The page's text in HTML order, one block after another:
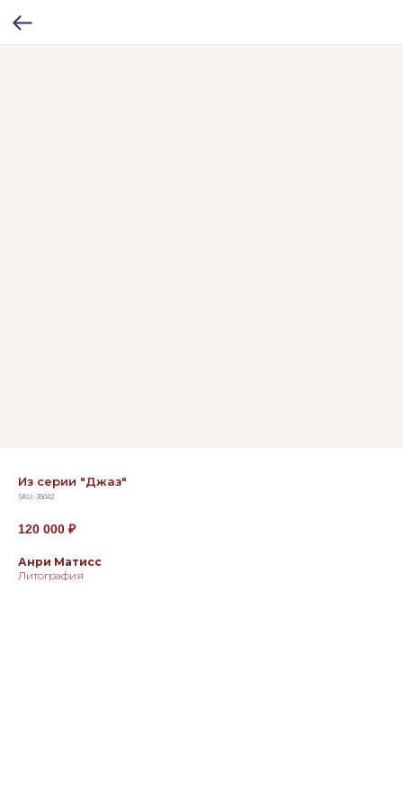
Из серии "Джаз"
SKU: 35042
120 000 ₽
Анри Матисс
Литография